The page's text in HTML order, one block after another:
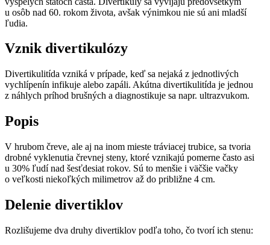
u osôb nad 60. rokom života, avšak výnimkou nie sú ani mladší
ľudia.
Vznik divertikulózy
Divertikulitída vzniká v prípade, keď sa nejaká z jednotlivých
vychlípenín infikuje alebo zapáli. Akútna divertikulitída je jednou
z náhlych príhod brušných a diagnostikuje sa napr. ultrazvukom.
Popis
V hrubom čreve, ale aj na inom mieste tráviacej trubice, sa tvoria
drobné vyklenutia črevnej steny, ktoré vznikajú pomerne často asi
u 30% ľudí nad šesťdesiat rokov. Sú to menšie i väčšie vačky
o veľkosti niekoľkých milimetrov až do približne 4 cm.
Delenie divertiklov
Rozlišujeme dva druhy divertiklov podľa toho, čo tvorí ich stenu: